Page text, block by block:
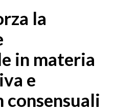
la
in materia
e
consensuali